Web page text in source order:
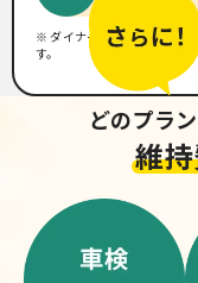
※ ダイナース、アメリカン
す。
どのプラ
維